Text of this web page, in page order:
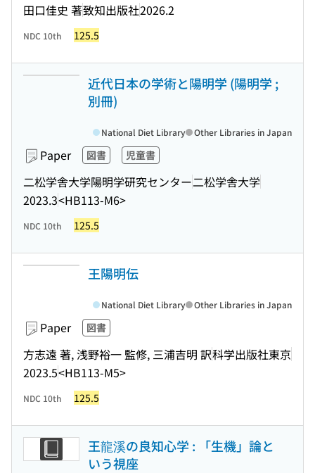
田口佳史 著致知出版社2026.2
NDC 10th 125.5
近代日本の学術と陽明学 (陽明学 ;
別冊)
Paper 図書 児童書
二松学舎大学陽明学研究センター二松学舎大学
2023.3<HB113-M6>
National Diet Library Other Libraries in Japan
NDC 10th 125.5
王陽明伝
Paper 図書
方志遠 著, 浅野裕一 監修, 三浦吉明 訳科学出版社東京
2023.5<HB113-M5>
National Diet Library Other Libraries in Japan
NDC 10th 125.5
王龍溪の良知心学 : 「生機」論と
いう視座